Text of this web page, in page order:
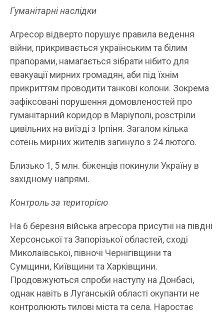
Гуманітарні наслідки
Агресор відверто порушує правила ведення
війни, прикривається українським та білим
прапорами, намагається зібрати нібито для
евакуації мирних громадян, аби під їхнім
прикриттям проводити танкові колони. Зокрема
зафіксовані порушення домовленостей про
гуманітарний коридор в Маріуполі, розстріли
цивільних на виїзді з Ірпіня. Загалом кілька
сотень мирних жителів загинуло з 24 лютого.
Близько 1, 5 млн. біженців покинули Україну в
західному напрямі.
Контроль за територією
На 6 березня війська агресора присутні на півдні
Херсонської та Запорізької областей, сході
Миколаївської, півночі Чернігівщини та
Сумщини, Київщини та Харківщини.
Продовжуються спроби наступу на Донбасі,
однак навіть в Луганській області окупанти не
контролюють тилові міста та села. Наростає